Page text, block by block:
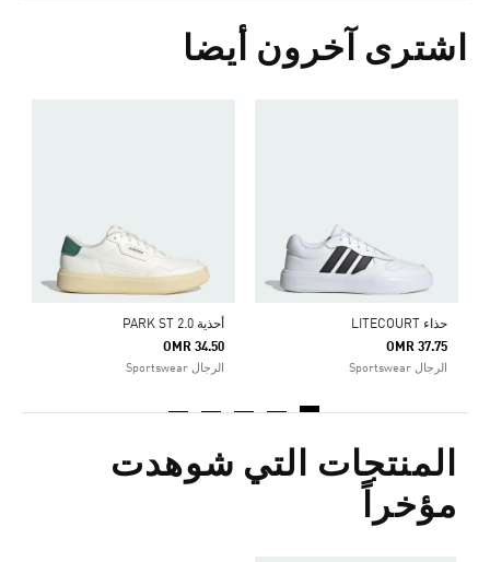
اشترى آخرون أيضا
حذاء LITECOURT
OMR 37.75
الرجال Sportswear
أحذية PARK ST 2.0
OMR 34.50
الرجال Sportswear
المنتجات التي شوهدت
مؤخراً